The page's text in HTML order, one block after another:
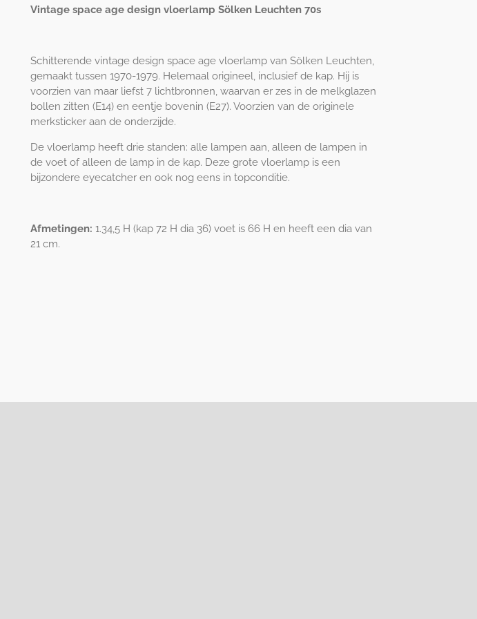
Vintage space age design vloerlamp Sölken Leuchten 70s
Schitterende vintage design space age vloerlamp van Sölken Leuchten,
gemaakt tussen 1970-1979. Helemaal origineel, inclusief de kap. Hij is
voorzien van maar liefst 7 lichtbronnen, waarvan er zes in de melkglazen
bollen zitten (E14) en eentje bovenin (E27). Voorzien van de originele
merksticker aan de onderzijde.
De vloerlamp heeft drie standen: alle lampen aan, alleen de lampen in
de voet of alleen de lamp in de kap. Deze grote vloerlamp is een
bijzondere eyecatcher en ook nog eens in topconditie.
Afmetingen: 1.34,5 H (kap 72 H dia 36) voet is 66 H en heeft een dia van
21 cm.